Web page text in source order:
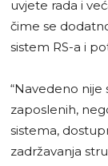
uvjete rada i
čime se
sistem RS-a i
“Navedeno
zaposlenih,
sistema,
zadržavanja